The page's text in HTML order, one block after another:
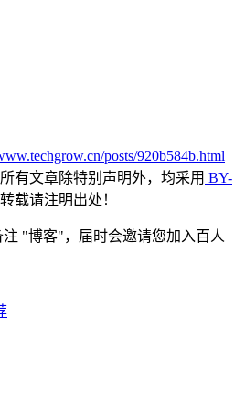
posts/920b584b.html
有文章除特别声明外，均采用 BY-
载请注明出处！
"博客"，届时会邀请您加入百人